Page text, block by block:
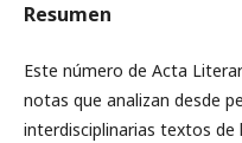
Resumen
Este número de Acta
notas que analizan desde
interdisciplinarias textos